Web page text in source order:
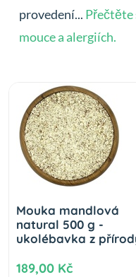
provedení... Přečtěte
mouce a alergiích.
Mouka mandlová
natural 500 g -
ukolébavka z
189,00 Kč